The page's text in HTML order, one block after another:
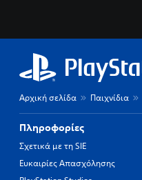
Αρχική σελίδα Παιχνίδια
Πληροφορίες
Σχετικά με τη SIE
Ευκαιρίες Απασχόλησης